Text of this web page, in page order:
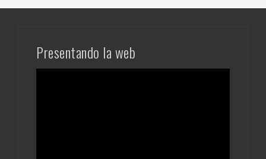
Presentando la web